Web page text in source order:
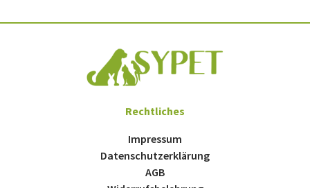
Rechtliches
Impressum
Datenschutzerklärung
AGB